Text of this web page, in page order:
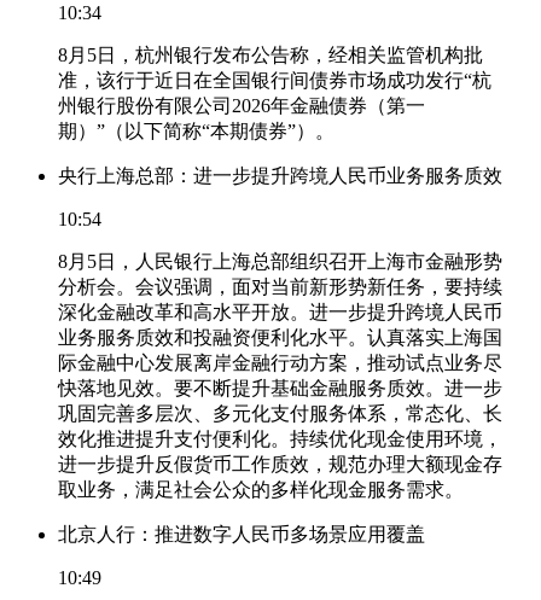
10:34
8月5日，杭州银行发布公告称，经相关监管机构批
准，该行于近日在全国银行间债券市场成功发行“杭
州银行股份有限公司2026年金融债券（第一
期）”（以下简称“本期债券”）。
央行上海总部：进一步提升跨境人民币业务服务质效
10:54
8月5日，人民银行上海总部组织召开上海市金融形势
分析会。会议强调，面对当前新形势新任务，要持续
深化金融改革和高水平开放。进一步提升跨境人民币
业务服务质效和投融资便利化水平。认真落实上海国
际金融中心发展离岸金融行动方案，推动试点业务尽
快落地见效。要不断提升基础金融服务质效。进一步
巩固完善多层次、多元化支付服务体系，常态化、长
效化推进提升支付便利化。持续优化现金使用环境，
进一步提升反假货币工作质效，规范办理大额现金存
取业务，满足社会公众的多样化现金服务需求。
北京人行：推进数字人民币多场景应用覆盖
10:49